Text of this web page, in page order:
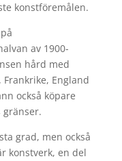
konstföremålen.
av 1900-
hård med
England
också köpare
grad, men också
konstverk, en del